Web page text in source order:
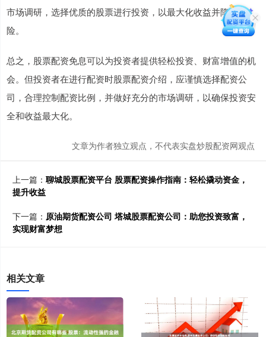
市场调研，选择优质的股票进行投资，以最大化收益并降低风
险。
总之，股票配资免息可以为投资者提供轻松投资、财富增值的机
会。但投资者在进行配资时股票配资介绍，应谨慎选择配资公
司，合理控制配资比例，并做好充分的市场调研，以确保投资安
全和收益最大化。
文章为作者独立观点，不代表实盘炒股配资网观点
上一篇： 聊城股票配资平台 股票配资操作指南：轻松撬动资金，
提升收益
下一篇： 原油期货配资公司 塔城股票配资公司：助您投资致富，
实现财富梦想
相关文章